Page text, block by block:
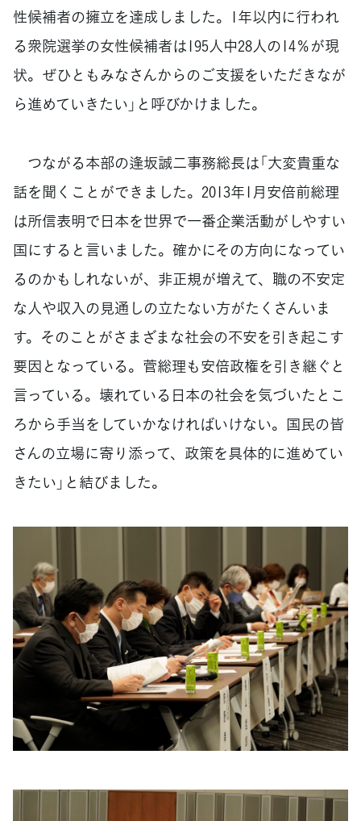
性候補者の擁立を達成しました。1年以内に行われ
る衆院選挙の女性候補者は195人中28人の14％が現
状。ぜひともみなさんからのご支援をいただきなが
ら進めていきたい」と呼びかけました。
つながる本部の逢坂誠二事務総長は「大変貴重な
話を聞くことができました。2013年1月安倍前総理
は所信表明で日本を世界で一番企業活動がしやすい
国にすると言いました。確かにその方向になってい
るのかもしれないが、非正規が増えて、職の不安定
な人や収入の見通しの立たない方がたくさんいま
す。そのことがさまざまな社会の不安を引き起こす
要因となっている。菅総理も安倍政権を引き継ぐと
言っている。壊れている日本の社会を気づいたとこ
ろから手当をしていかなければいけない。国民の皆
さんの立場に寄り添って、政策を具体的に進めてい
きたい」と結びました。